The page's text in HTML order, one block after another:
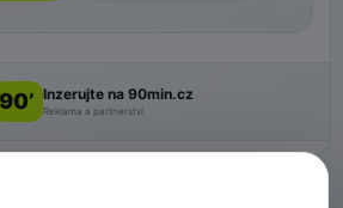
90’ Inzerujte na 90min.cz
Reklama a partnerství